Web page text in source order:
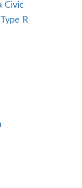
Civic
R